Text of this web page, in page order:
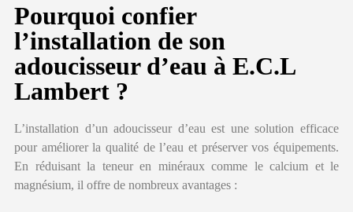
Pourquoi confier
l’installation de son
adoucisseur d’eau à E.C.L
Lambert ?
L’installation d’un adoucisseur d’eau est une solution efficace
pour améliorer la qualité de l’eau et préserver vos équipements.
En réduisant la teneur en minéraux comme le calcium et le
magnésium, il offre de nombreux avantages :